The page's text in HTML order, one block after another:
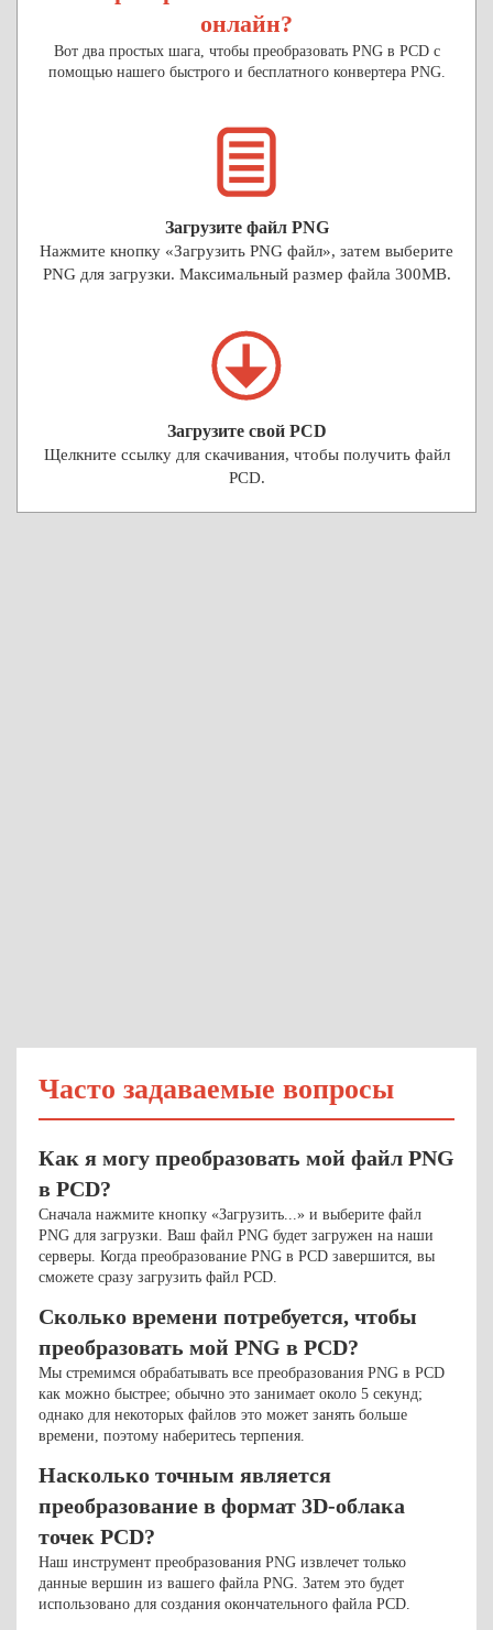
онлайн?
Вот два простых шага, чтобы преобразовать PNG в PCD с
помощью нашего быстрого и бесплатного конвертера PNG.
Загрузите файл PNG
Нажмите кнопку «Загрузить PNG файл», затем выберите
PNG для загрузки. Максимальный размер файла 300MB.
Загрузите свой PCD
Щелкните ссылку для скачивания, чтобы получить файл
PCD.
Часто задаваемые вопросы
Как я могу преобразовать мой файл PNG
в PCD?
Сначала нажмите кнопку «Загрузить...» и выберите файл
PNG для загрузки. Ваш файл PNG будет загружен на наши
серверы. Когда преобразование PNG в PCD завершится, вы
сможете сразу загрузить файл PCD.
Сколько времени потребуется, чтобы
преобразовать мой PNG в PCD?
Мы стремимся обрабатывать все преобразования PNG в PCD
как можно быстрее; обычно это занимает около 5 секунд;
однако для некоторых файлов это может занять больше
времени, поэтому наберитесь терпения.
Насколько точным является
преобразование в формат 3D-облака
точек PCD?
Наш инструмент преобразования PNG извлечет только
данные вершин из вашего файла PNG. Затем это будет
использовано для создания окончательного файла PCD.